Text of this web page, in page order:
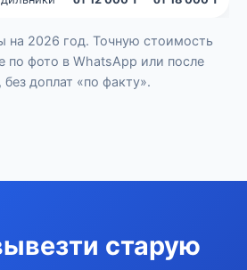
2026 год. Точную стоимость
по фото в WhatsApp или после
доплат «по факту».
старую